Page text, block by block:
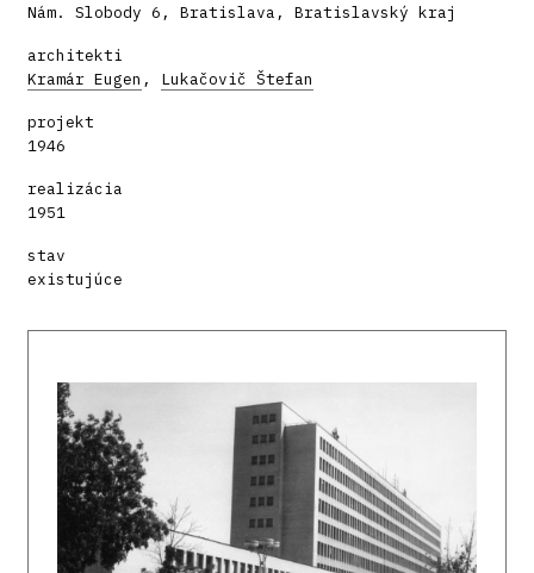
Nám. Slobody 6, Bratislava, Bratislavský kraj
architekti
Kramár Eugen , Lukačovič Štefan
projekt
1946
realizácia
1951
stav
existujúce